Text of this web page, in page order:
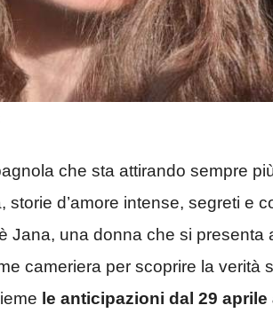
che sta attirando sempre
d’amore intense, segreti e
Jana, una donna che si presenta
cameriera per scoprire la verità
le anticipazioni dal 29 aprile